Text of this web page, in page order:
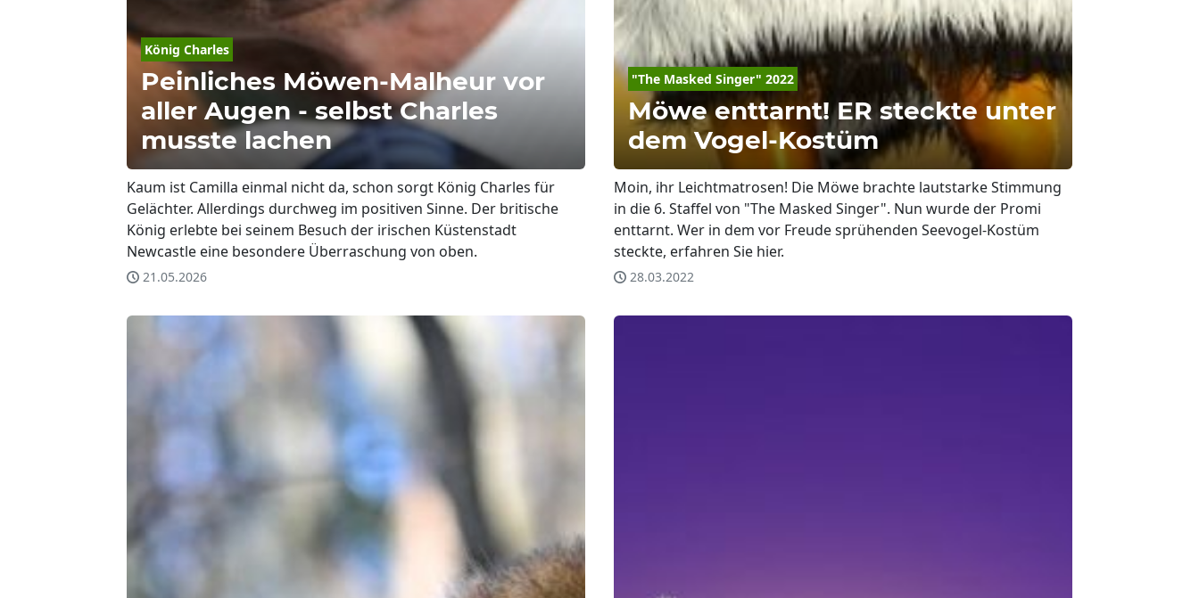
König Charles
Peinliches Möwen-Malheur vor
aller Augen - selbst Charles
musste lachen
Kaum ist Camilla einmal nicht da, schon sorgt König Charles für
Gelächter. Allerdings durchweg im positiven Sinne. Der britische
König erlebte bei seinem Besuch der irischen Küstenstadt
Newcastle eine besondere Überraschung von oben.
21.05.2026
"The Masked Singer" 2022
Möwe enttarnt! ER steckte unter
dem Vogel-Kostüm
Moin, ihr Leichtmatrosen! Die Möwe brachte lautstarke Stimmung
in die 6. Staffel von "The Masked Singer". Nun wurde der Promi
enttarnt. Wer in dem vor Freude sprühenden Seevogel-Kostüm
steckte, erfahren Sie hier.
28.03.2022